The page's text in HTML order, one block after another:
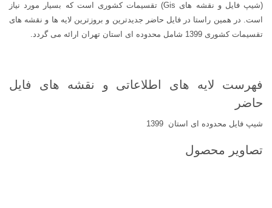
(شیپ فایل و نقشه های Gis) تقسیمات کشوری است که بسیار مورد نیاز
است. در همین راستا در فایل حاضر جدیدترین و بروزترین لایه ها و نقشه های
تقسیمات کشوری 1399 شامل محدوده ای استان تهران ارائه می گردد.
فهرست لایه های اطلاعاتی و نقشه های فایل
حاضر
شیپ فایل محدوده ای استان 1399
تصاویر محصول